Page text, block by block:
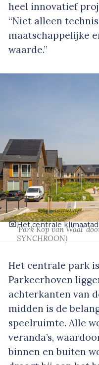
heel innovatief
“Niet alleen
maatschappelijke
waarde.”
Het centrale
‘Park Kop van Waal’
SYNCHROON)
Het centrale park
Parkeerhoven
achterkanten van
midden is de
speelruimte. Alle
veranda’s,
binnen en buiten